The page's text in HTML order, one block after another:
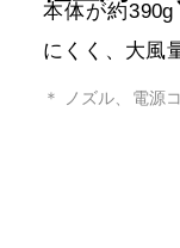
本体が約390g
にくく、 大風
＊ ノズル、電源